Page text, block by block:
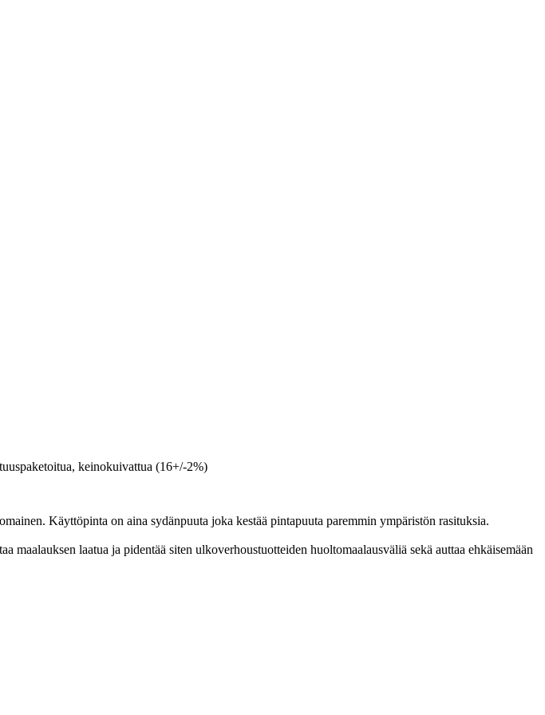
keinokuivattua (16+/-2%)
Käyttöpinta on aina sydänpuuta joka kestää pintapuuta paremmin ympäristön rasituksia.
maalauksen laatua ja pidentää siten ulkoverhoustuotteiden huoltomaalausväliä sekä auttaa ehkäisemään